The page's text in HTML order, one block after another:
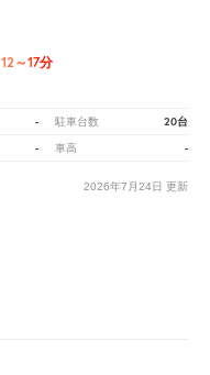
12～17分
- 駐車台数 20台
- 車高 -
2026年7月24日 更新